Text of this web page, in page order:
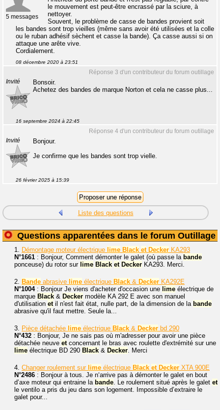
5 messages
le mouvement est peut-être encrassé par la sciure, à
nettoyer.
Souvent, le problème de casse de bandes provient soit
les bandes sont trop vieilles (même sans avoir été utilisées et la colle
ou le ruban adhésif sèchent et casse la bande). Ça casse aussi si on
attaque une arête vive.
Cordialement.
08 décembre 2020 à 23:51
Réponse 3 d'un contributeur du forum outillage
Invité
Bonsoir.
Achetez des bandes de marque Norton et cela ne casse plus...
16 septembre 2024 à 22:45
Réponse 4 d'un contributeur du forum outillage
Invité
Bonjour.
Je confirme que les bandes sont trop vielle.
26 février 2025 à 15:39
Liste des questions
Questions apparentées dans le forum Outillage
1. Démontage moteur électrique lime Black et Decker KA293
N°1661 : Bonjour, Comment démonter le galet (où passe la bande
ponceuse) du rotor sur lime Black et Decker KA293. Merci.
2. Bande abrasive lime électrique Black & Decker KA292E
N°1004: Bonjour Je viens d'acheter d'occasion une lime électrique de
marque Black & Decker modèle KA 292 E avec son manuel
d'utilisation etil n'est fait état, nulle part, de la dimension de la bande
abrasive qu'il faut mettre. Seule la...
3. Pièce détachée lime électrique Black & Decker bd 290
N°432 : Bonjour, Je ne sais pas où m'adresser pour avoir une pièce
détachée neuve etconcernant le bras avec roulette d'extrémité sur une
lime électrique BD 290 Black & Decker. Merci
4. Changer roulement sur lime électrique Black et Decker XTA 900E
N°2486 : Bonjour à tous. Je n‘arrive pas à démonter le galet en bout
d’axe moteur qui entraine la bande. Le roulement situé après le galet et
le ventilo a pris du jeu dans son logement. Impossible d’extraire le
galet pour...